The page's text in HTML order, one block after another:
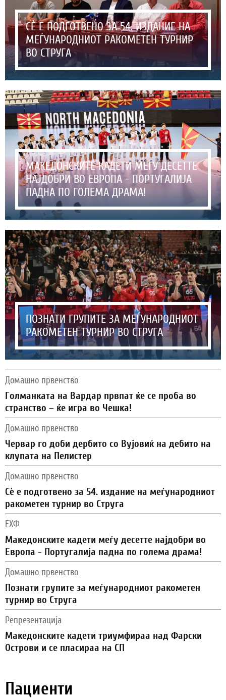
СЀ Е ПОДГОТВЕНО ЗА 54. ИЗДАНИЕ НА
МЕЃУНАРОДНИОТ РАКОМЕТЕН ТУРНИР
ВО СТРУГА
МАКЕДОНСКИТЕ КАДЕТИ МЕЃУ ДЕСЕТТЕ
НАЈДОБРИ ВО ЕВРОПА - ПОРТУГАЛИЈА
ПАДНА ПО ГОЛЕМА ДРАМА!
ПОЗНАТИ ГРУПИТЕ ЗА МЕЃУНАРОДНИОТ
РАКОМЕТЕН ТУРНИР ВО СТРУГА
Домашно првенство
Голманката на Вардар првпат ќе се проба во
странство – ќе игра во Чешка!
Домашно првенство
Червар го доби дербито со Вујовиќ на дебито на
клупата на Пелистер
Домашно првенство
Сѐ е подготвено за 54. издание на меѓународниот
ракометен турнир во Струга
ЕХФ
Македонските кадети меѓу десетте најдобри во
Европа - Португалија падна по голема драма!
Домашно првенство
Познати групите за меѓународниот ракометен
турнир во Струга
Репрезентација
Македонските кадети триумфираа над Фарски
Острови и се пласираа на СП
Пациенти